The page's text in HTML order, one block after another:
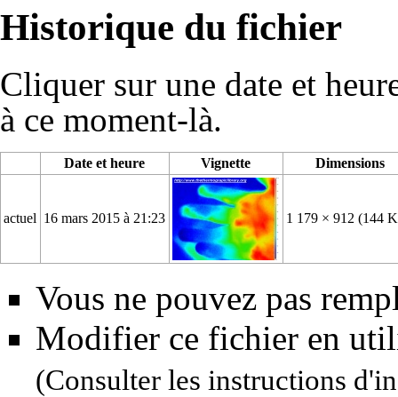
Historique du fichier
Cliquer sur une date et
à ce moment-là.
Date et heure Vignette Dimensions
actuel 16 mars 2015 à 21:23 1 179 × 912(144
Vous ne pouvez pas
Modifier ce fichier en
(Consulter les instructions